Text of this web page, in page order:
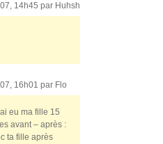
14h45 par Huhsh
16h01 par Flo
eu ma fille 15
avant – après :
ta fille après